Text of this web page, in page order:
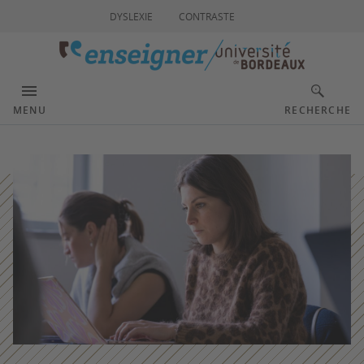
DYSLEXIE CONTRASTE
MENU RECHERCHE